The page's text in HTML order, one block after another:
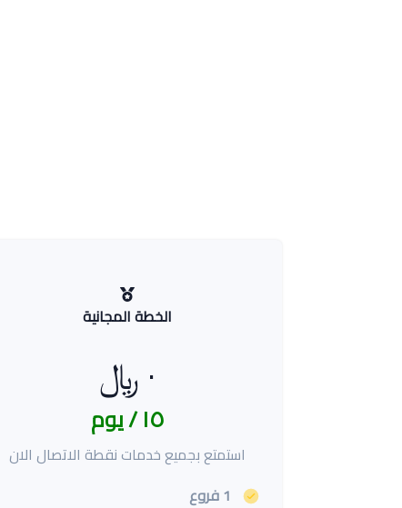
الخطة المجانية
٠ ﷼
١٥ / يوم
استمتع بجميع خدمات نقطة الاتصال الان